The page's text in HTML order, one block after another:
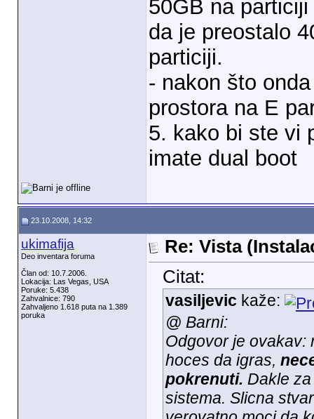
50GB na
da je preostalo
particiji.
- nakon što
prostora na E
5. kako bi ste vi
imate dual boot
23.10.2008, 14:32
ukimafija
Deo inventara foruma
Član od: 10.7.2006.
Lokacija: Las Vegas, USA
Poruke: 5.438
Zahvalnice: 790
Zahvaljeno 1.618 puta na 1.389
poruka
Re: Vista
Citat:
vasiljevic kaže:
@ Barni:
Odgovor je
hoces da igras,
pokrenuti. Dakle
sistema. Slicna